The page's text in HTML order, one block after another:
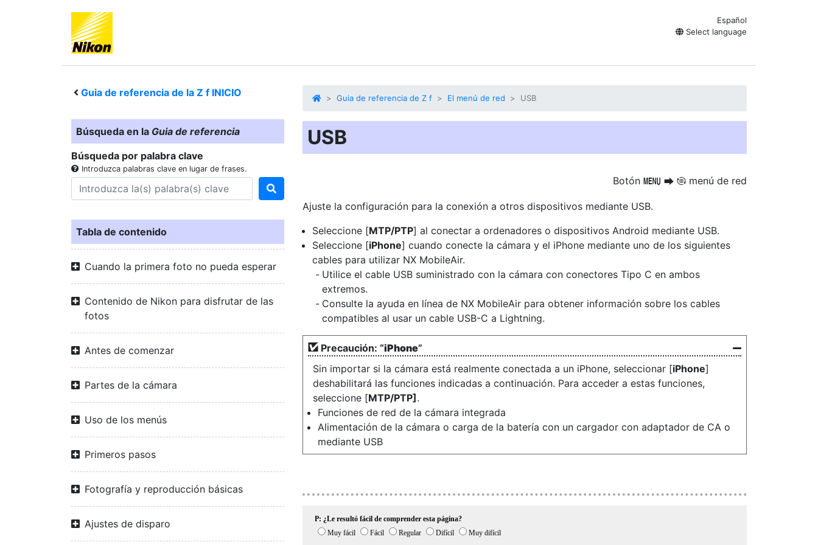
Español
Select language
Guia de referencia de la Z f INICIO
Búsqueda en la Guia de referencia
Búsqueda por palabra clave
Introduzca palabras clave en lugar de frases.
Tabla de contenido
Cuando la primera foto no pueda esperar
Contenido de Nikon para disfrutar de las
fotos
Antes de comenzar
Partes de la cámara
Uso de los menús
Primeros pasos
Fotografía y reproducción básicas
Ajustes de disparo
Guia de referencia de Z f El menú de red USB
USB
Botón G U F menú de red
Ajuste la configuración para la conexión a otros dispositivos mediante USB.
Seleccione [MTP/PTP] al conectar a ordenadores o dispositivos Android mediante USB.
Seleccione [iPhone] cuando conecte la cámara y el iPhone mediante uno de los siguientes
cables para utilizar NX MobileAir.
Utilice el cable USB suministrado con la cámara con conectores Tipo C en ambos
extremos.
Consulte la ayuda en línea de NX MobileAir para obtener información sobre los cables
compatibles al usar un cable USB-C a Lightning.
Precaución: “iPhone”
Sin importar si la cámara está realmente conectada a un iPhone, seleccionar [iPhone]
deshabilitará las funciones indicadas a continuación. Para acceder a estas funciones,
seleccione [MTP/PTP] .
Funciones de red de la cámara integrada
Alimentación de la cámara o carga de la batería con un cargador con adaptador de CA o
mediante USB